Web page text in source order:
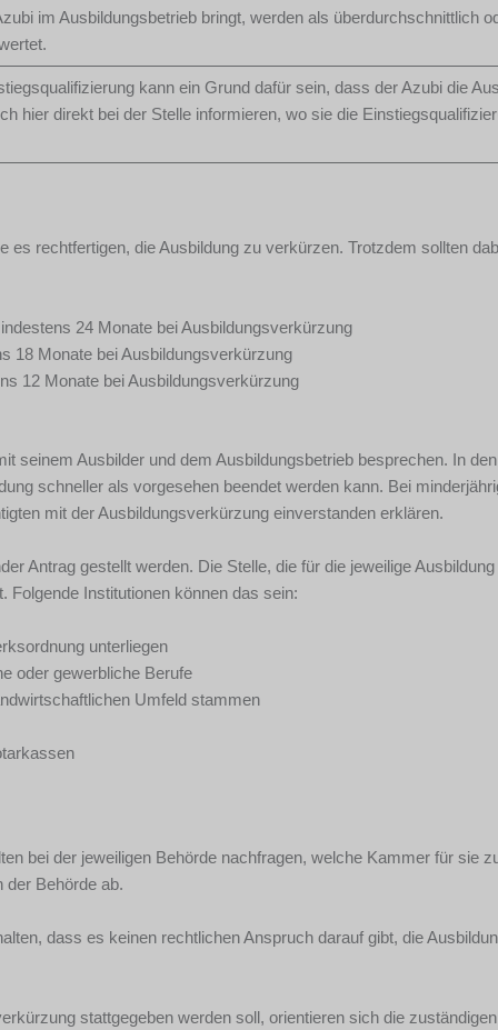
im Ausbildungsbetrieb bringt, werden als überdurchschnittlich
kann ein Grund dafür sein, dass der Azubi die
hier direkt bei der Stelle informieren, wo sie die
rechtfertigen, die Ausbildung zu verkürzen. Trotzdem sollten
24 Monate bei Ausbildungsverkürzung
18 Monate bei Ausbildungsverkürzung
12 Monate bei Ausbildungsverkürzung
seinem Ausbilder und dem Ausbildungsbetrieb besprechen. In den
schneller als vorgesehen beendet werden kann. Bei
mit der Ausbildungsverkürzung einverstanden erklären.
Antrag gestellt werden. Die Stelle, die für die jeweilige
Folgende Institutionen können das sein:
unterliegen
oder gewerbliche Berufe
Umfeld stammen
bei der jeweiligen Behörde nachfragen, welche Kammer für sie
der Behörde ab.
dass es keinen rechtlichen Anspruch darauf gibt, die
stattgegeben werden soll, orientieren sich die